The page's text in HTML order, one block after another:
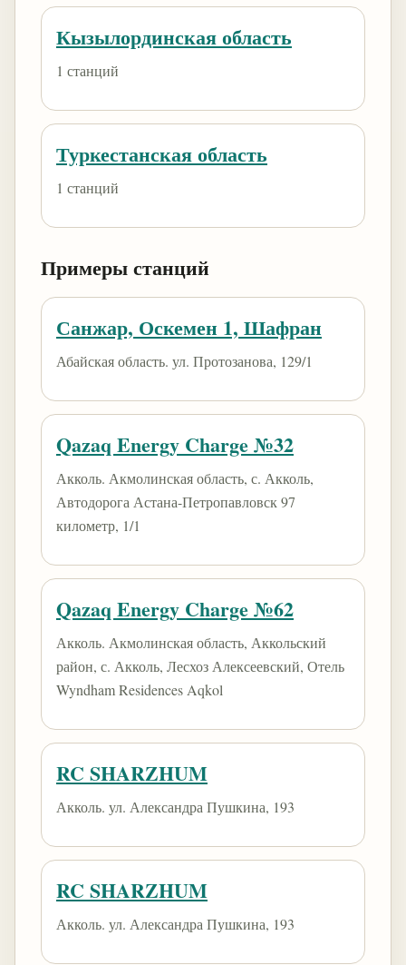
Кызылординская область
1 станций
Туркестанская область
1 станций
Примеры станций
Санжар, Оскемен 1, Шафран
Абайская область. ул. Протозанова, 129/1
Qazaq Energy Charge №32
Акколь. Акмолинская область, с. Акколь,
Автодорога Астана-Петропавловск 97
километр, 1/1
Qazaq Energy Charge №62
Акколь. Акмолинская область, Аккольский
район, с. Акколь, Лесхоз Алексеевский, Отель
Wyndham Residences Aqkol
RC SHARZHUM
Акколь. ул. Александра Пушкина, 193
RC SHARZHUM
Акколь. ул. Александра Пушкина, 193